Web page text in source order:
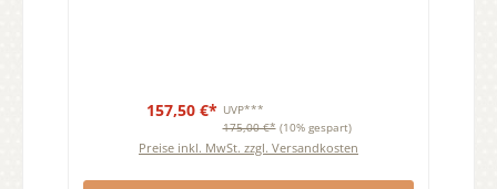
157,50 €* UVP***
175,00 €* (10% gespart)
Preise inkl. MwSt. zzgl. Versandkosten